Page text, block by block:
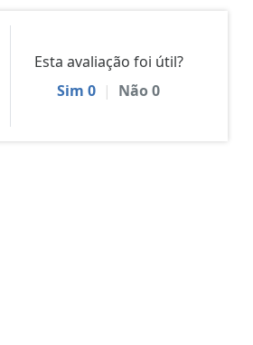
Esta avaliação foi útil?
Sim 0 | Não0